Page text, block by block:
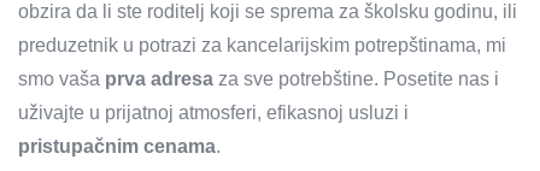
obzira da li ste roditelj koji se sprema za školsku godinu, ili
preduzetnik u potrazi za kancelarijskim potrepštinama, mi
smo vaša prva adresa za sve potrebštine. Posetite nas i
uživajte u prijatnoj atmosferi, efikasnoj usluzi i
pristupačnim cenama.